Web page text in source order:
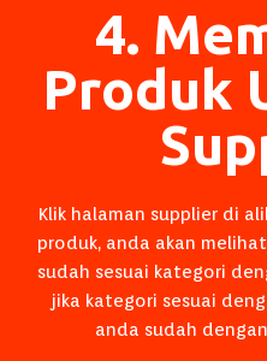
4.
Produk
Klik halaman supplier di
produk, anda akan
sudah sesuai kategori
jika kategori sesuai
anda sudah